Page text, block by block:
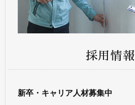
採用情報
新卒・キャリア人材募集中